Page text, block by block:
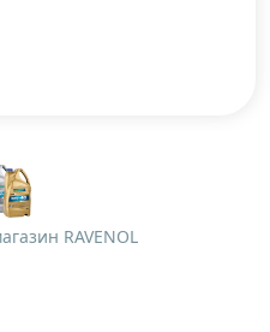
RAVENOL